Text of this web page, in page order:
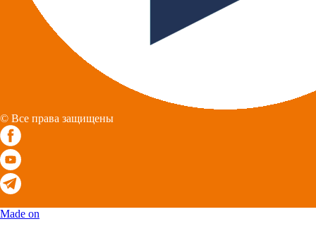
© Все права защищены
Made on